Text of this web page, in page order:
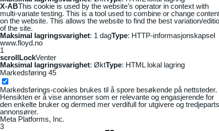
X-ABThis cookie is used by the website’s operator in context with
multi-variate testing. This is a tool used to combine or change
on the website. This allows the website to find the best variation/
of the site.
Maksimal lagringsvarighet: 1 dagType: HTTP-informasjonskapsel
www.floyd.no
1
scrollLockVenter
Maksimal lagringsvarighet: ØktType: HTML lokal lagring
Markedsføring 45
Markedsførings-cookies brukes til å spore besøkende på nettsteder.
Hensikten er å vise annonser som er relevante og engasjerende for
den enkelte bruker og dermed mer verdifull for utgivere og tredjeparts
annonsører.
Meta Platforms, Inc.
3